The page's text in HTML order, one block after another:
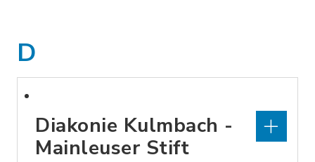
D
Diakonie Kulmbach -
Mainleuser Stift